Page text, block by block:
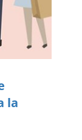
la